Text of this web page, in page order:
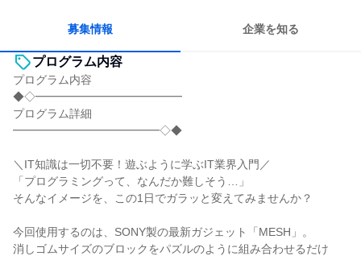
募集情報 企業を知る
プログラム内容
プログラム内容
◆◇━━━━━━━━━━━━━
プログラム詳細
━━━━━━━━━━━━━◇◆
＼IT知識は一切不要！遊ぶように学ぶIT業界入門／
「プログラミングって、なんだか難しそう…」
そんなイメージを、この1日でガラッと変えてみませんか？
今回使用するのは、SONY製の最新ガジェット「MESH」。
消しゴムサイズのブロックをパズルのように組み合わせるだけ